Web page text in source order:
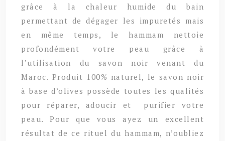
grâce à la chaleur humide du bain
permettant de dégager les impuretés mais
en même temps, le hammam nettoie
profondément votre peau grâce à
l’utilisation du savon noir venant du
Maroc. Produit 100% naturel, le savon noir
à base d’olives possède toutes les qualités
pour réparer, adoucir et purifier votre
peau. Pour que vous ayez un excellent
résultat de ce rituel du hammam, n’oubliez